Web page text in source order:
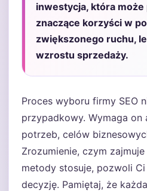
inwestycja, która
znaczące korzyści w
zwiększonego ruchu,
wzrostu sprzedaży.
Proces wyboru firmy SEO
przypadkowy. Wymaga on
potrzeb, celów
Zrozumienie, czym
metody stosuje, pozwoli
decyzję. Pamiętaj, że